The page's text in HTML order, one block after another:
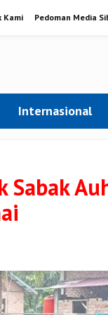
Kami Pedoman Media
Internasional
Sabak